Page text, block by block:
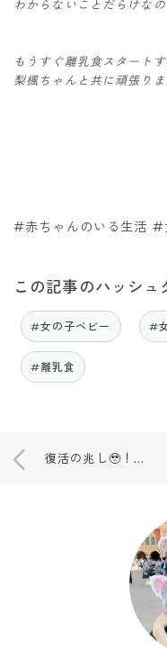
わからないことだらけなの
もうすぐ離乳食スタート
梨楓ちゃんと共に頑張ります
#赤ちゃんのいる生活
この記事のハッシュ
#女の子ベビー #
#離乳食
復活の兆し🥹！★´-